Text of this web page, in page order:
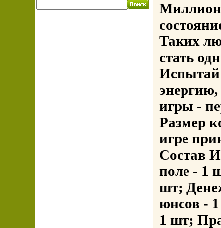
Таких
стать
Испытай
игры -
Размер
игре
Состав
поле - 1
шт;
юнсов -
1 шт;